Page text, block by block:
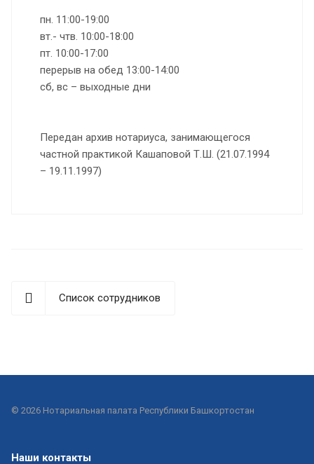
пн. 11:00-19:00
вт.- чтв. 10:00-18:00
пт. 10:00-17:00
перерыв на обед 13:00-14:00
сб, вс – выходные дни
Передан архив нотариуса, занимающегося
частной практикой Кашаповой Т.Ш. (21.07.1994
– 19.11.1997)
Список сотрудников
© 2026 Нотариальная палата Республики Башкортостан
Наши контакты